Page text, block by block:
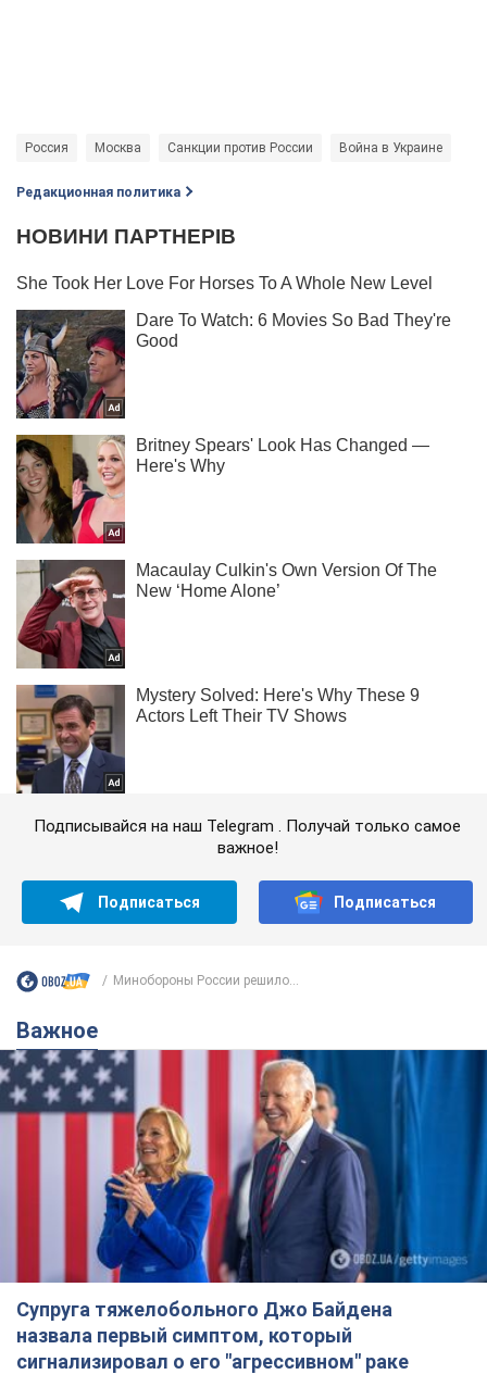
Россия Москва Санкции против России Война в Украине
Редакционная политика
Подписывайся на наш Telegram . Получай только самое
важное!
Подписаться Подписаться
Минобороны России решило...
Важное
Супруга тяжелобольного Джо Байдена
назвала первый симптом, который
сигнализировал о его "агрессивном" раке